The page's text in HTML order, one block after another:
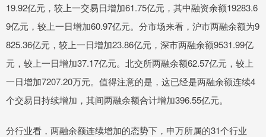
19.92亿元，较上一交易日增加61.75亿元，其中融资余额19283.6
9亿元，较上一日增加60.97亿元。分市场来看，沪市两融余额为9
825.36亿元，较上一日增加23.86亿元，深市两融余额9531.99亿
元，较上一日增加37.17亿元。北交所两融余额62.57亿元，较上
一日增加7207.20万元。值得注意的是，这已经是两融余额连续4
个交易日持续增加，其间两融余额合计增加396.55亿元。
分行业看，两融余额连续增加的态势下，申万所属的31个行业